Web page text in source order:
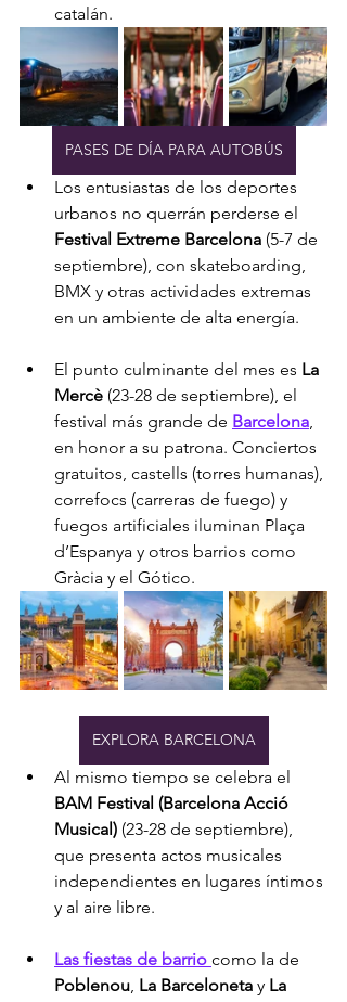
catalán.
PASES DE DÍA PARA AUTOBÚS
Los entusiastas de los deportes
urbanos no querrán perderse el
Festival Extreme Barcelona (5-7 de
septiembre), con skateboarding,
BMX y otras actividades extremas
en un ambiente de alta energía.
El punto culminante del mes es La
Mercè (23-28 de septiembre), el
festival más grande de Barcelona,
en honor a su patrona. Conciertos
gratuitos, castells (torres humanas),
correfocs (carreras de fuego) y
fuegos artificiales iluminan Plaça
d’Espanya y otros barrios como
Gràcia y el Gótico.
EXPLORA BARCELONA
Al mismo tiempo se celebra el
BAM Festival (Barcelona Acció
Musical) (23-28 de septiembre),
que presenta actos musicales
independientes en lugares íntimos
y al aire libre.
Las fiestas de barrio como la de
Poblenou, La Barceloneta y La